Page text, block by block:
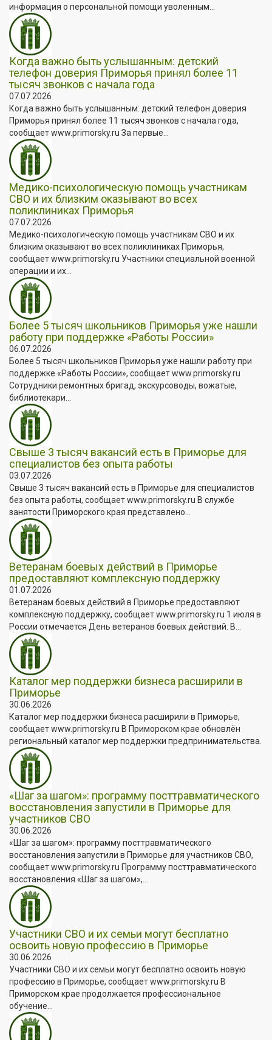
информация о персональной помощи уволенным...
Когда важно быть услышанным: детский
телефон доверия Приморья принял более 11
тысяч звонков с начала года
07.07.2026
Когда важно быть услышанным: детский телефон доверия
Приморья принял более 11 тысяч звонков с начала года,
сообщает www.primorsky.ru За первые...
Медико-психологическую помощь участникам
СВО и их близким оказывают во всех
поликлиниках Приморья
07.07.2026
Медико-психологическую помощь участникам СВО и их
близким оказывают во всех поликлиниках Приморья,
сообщает www.primorsky.ru Участники специальной военной
операции и их...
Более 5 тысяч школьников Приморья уже нашли
работу при поддержке «Работы России»
06.07.2026
Более 5 тысяч школьников Приморья уже нашли работу при
поддержке «Работы России», сообщает www.primorsky.ru
Сотрудники ремонтных бригад, экскурсоводы, вожатые,
библиотекари...
Свыше 3 тысяч вакансий есть в Приморье для
специалистов без опыта работы
03.07.2026
Свыше 3 тысяч вакансий есть в Приморье для специалистов
без опыта работы, сообщает www.primorsky.ru В службе
занятости Приморского края представлено...
Ветеранам боевых действий в Приморье
предоставляют комплексную поддержку
01.07.2026
Ветеранам боевых действий в Приморье предоставляют
комплексную поддержку, сообщает www.primorsky.ru 1 июля в
России отмечается День ветеранов боевых действий. В...
Каталог мер поддержки бизнеса расширили в
Приморье
30.06.2026
Каталог мер поддержки бизнеса расширили в Приморье,
сообщает www.primorsky.ru В Приморском крае обновлён
региональный каталог мер поддержки предпринимательства.
«Шаг за шагом»: программу посттравматического
восстановления запустили в Приморье для
участников СВО
30.06.2026
«Шаг за шагом»: программу посттравматического
восстановления запустили в Приморье для участников СВО,
сообщает www.primorsky.ru Программу посттравматического
восстановления «Шаг за шагом»,...
Участники СВО и их семьи могут бесплатно
освоить новую профессию в Приморье
30.06.2026
Участники СВО и их семьи могут бесплатно освоить новую
профессию в Приморье, сообщает www.primorsky.ru В
Приморском крае продолжается профессиональное
обучение...